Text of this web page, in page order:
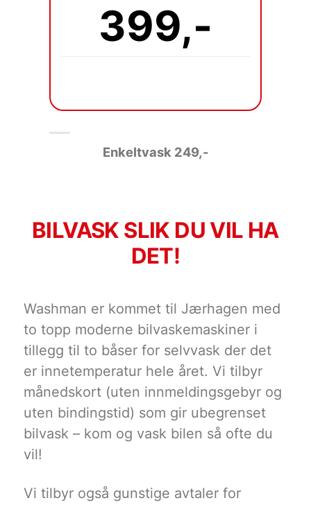
399,-
Enkeltvask 249,-
BILVASK SLIK DU VIL HA
DET!
Washman er kommet til Jærhagen med
to topp moderne bilvaskemaskiner i
tillegg til to båser for selvvask der det
er innetemperatur hele året. Vi tilbyr
månedskort (uten innmeldingsgebyr og
uten bindingstid) som gir ubegrenset
bilvask – kom og vask bilen så ofte du
vil!
Vi tilbyr også gunstige avtaler for